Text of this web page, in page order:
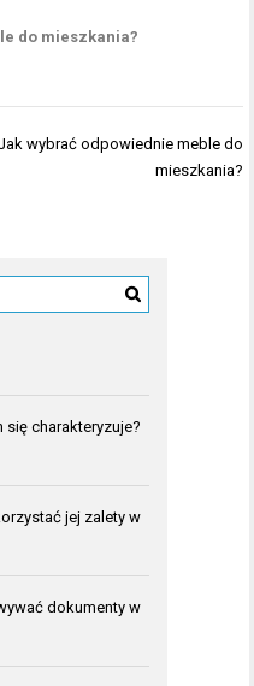
do mieszkania?
wybrać odpowiednie meble do
mieszkania?
charakteryzuje?
jej zalety w
dokumenty w